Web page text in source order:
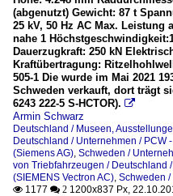
(abgenutzt) Gewicht: 87 t
25 kV, 50 Hz AC Max. Leistung
nahe 1
Dauerzugkraft: 250 kN
Kraftübertragung:
505-1 Die wurde im Mai 2021
Schweden verkauft, dort trägt
6243 222-5 S-HCTOR). 
Armin Schwarz
Deutschland / Museen,
Deutschland / Unternehmen / PCW
(Siemens AG) Schweden /
von Triebfahrzeugen / Deutschland
(SIEMENS Vectron AC) Schweden /
 1177  2 1200x837 Px,